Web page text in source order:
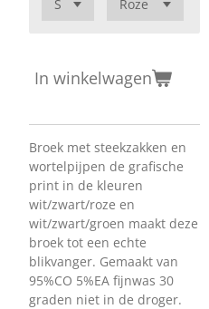
In winkelwagen
Broek met steekzakken en
wortelpijpen de grafische
print in de kleuren
wit/zwart/roze en
wit/zwart/groen maakt deze
broek tot een echte
blikvanger. Gemaakt van
95%CO 5%EA fijnwas 30
graden niet in de droger.